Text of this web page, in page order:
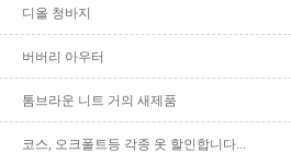
디올 청바지
버버리 아우터
톰브라운 니트 거의 새제품
코스, 오크폴트등 각종 옷 할인합니다...